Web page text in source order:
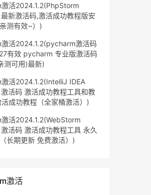
活2024.1.2(PhpStorm
新激活码,激活成功教程版安
测有效~）)
活2024.1.2(pycharm激活码
有效 pycharm 专业版激活码
测可用)最新)
活2024.1.2(IntelliJ IDEA
活码 激活成功教程工具和教
成功教程（全家桶激活）)
活2024.1.2(WebStorm
活码 激活成功教程工具 永久
长期更新 免费激活）)
激活